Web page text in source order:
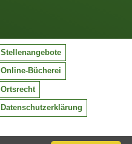
Stellenangebote
Online-Bücherei
Ortsrecht
Datenschutzerklärung